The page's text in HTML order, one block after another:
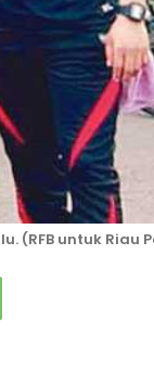
(RFB untuk Riau